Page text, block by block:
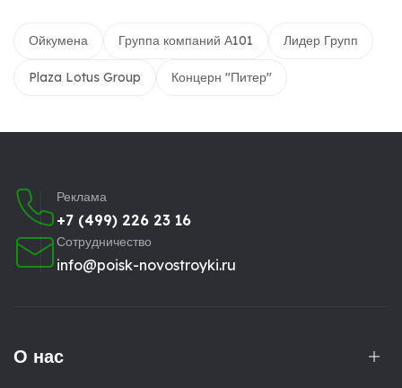
Ойкумена Группа компаний А101 Лидер Групп
Plaza Lotus Group Концерн "Питер"
Реклама
+7 (499) 226 23 16
Сотрудничество
info@poisk-novostroyki.ru
О нас